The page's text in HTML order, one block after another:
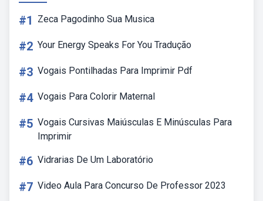
#1 Zeca Pagodinho Sua Musica
#2 Your Energy Speaks For You Tradução
#3 Vogais Pontilhadas Para Imprimir Pdf
#4 Vogais Para Colorir Maternal
#5 Vogais Cursivas Maiúsculas E Minúsculas Para
Imprimir
#6 Vidrarias De Um Laboratório
#7 Video Aula Para Concurso De Professor 2023